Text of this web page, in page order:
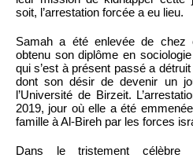
soit, l’arrestation forcée a eu lieu.
Samah a été enlevée de chez
obtenu son diplôme en
qui s’est à présent passé a
dont son désir de devenir un
l’Université de Birzeit.
2019, jour où elle a été
famille à Al-Bireh par les forces
Dans le tristement célèbre